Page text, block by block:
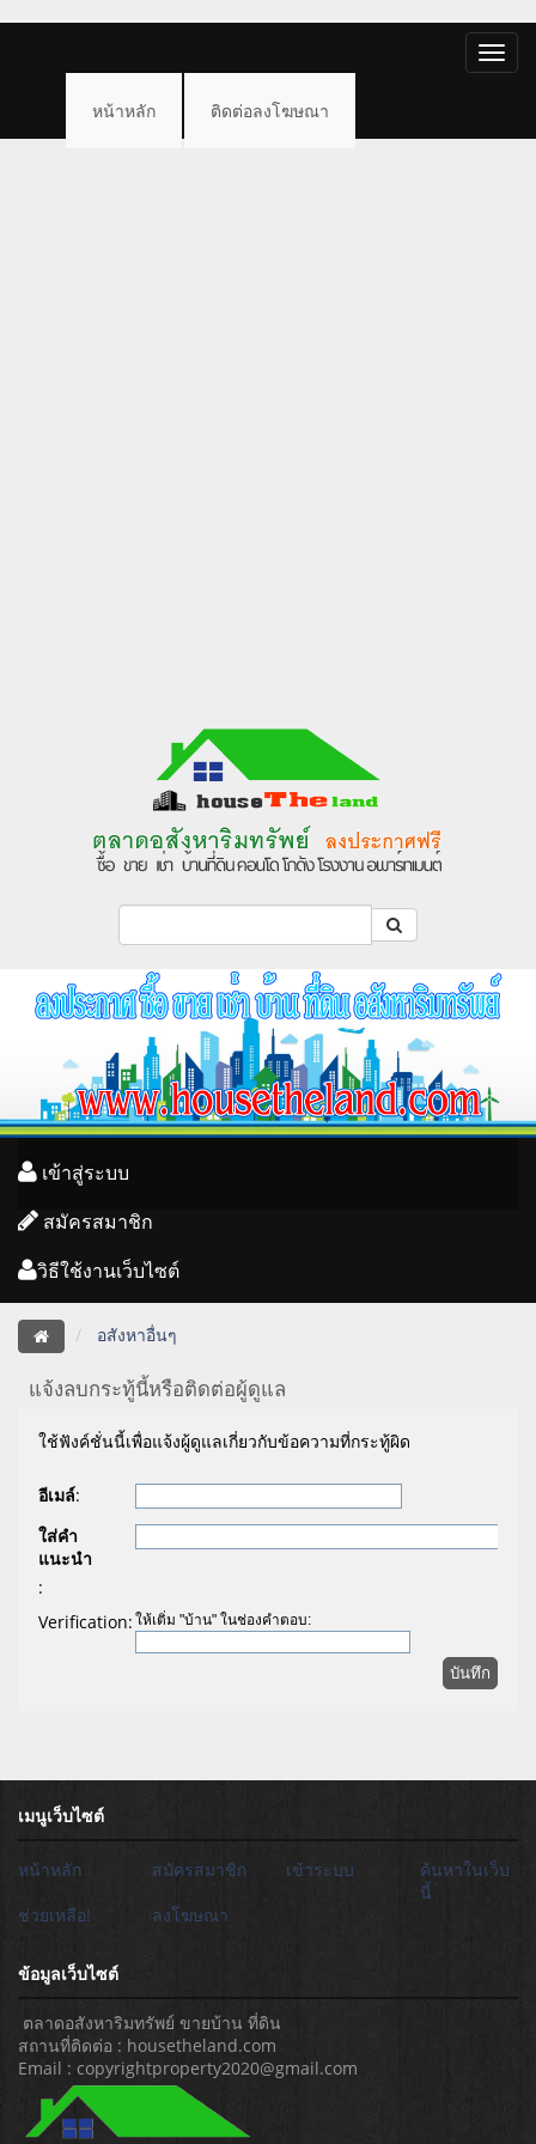
Toggle
หน้าหลัก ติดต่อลงโฆษณา
เข้าสู่ระบบ
สมัครสมาชิก
วิธีใช้งานเว็บไซต์
อสังหาอื่นๆ
แจ้งลบกระทู้นี้หรือติดต่อผู้ดูแล
ใช้ฟังค์ชั่นนี้เพื่อแจ้งผู้ดูแลเกี่ยวกับข้อความที่กระทู้ผิด
อีเมล์:
ใส่คำ
แนะนำ
:
Verification: ให้เติ่ม "บ้าน" ในช่องคำตอบ:
เมนูเว็บไซต์
หน้าหลัก สมัครสมาชิก เข้าระบบ
ค้นหาในเว็บ
นี้
ช่วยเหลือ!
ลงโฆษณา
ข้อมูลเว็บไซต์
ตลาดอสังหาริมทรัพย์ ขายบ้าน ที่ดิน
สถานที่ติดต่อ : housetheland.com
Email : copyrightproperty2020@gmail.com